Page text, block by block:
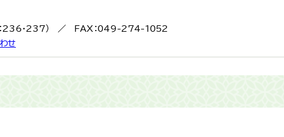
236・237） ／ FAX：049-274-1052
せ